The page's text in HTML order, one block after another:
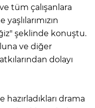
tüm çalışanlara
şeklinde konuştu.
ve diğer
dolayı
drama